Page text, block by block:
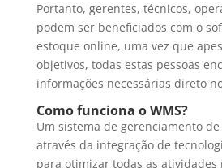
Portanto, gerentes, técnicos,
podem ser beneficiados com o
estoque online, uma vez que
objetivos, todas estas pessoas
informações necessárias direto
Como funciona o WMS?
Um sistema de gerenciamento
através da integração de
para otimizar todas as atividades